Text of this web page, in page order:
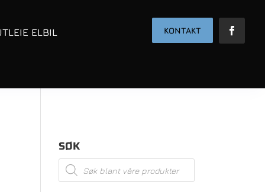
ELBIL
KONTAKT
SØK
Products
search